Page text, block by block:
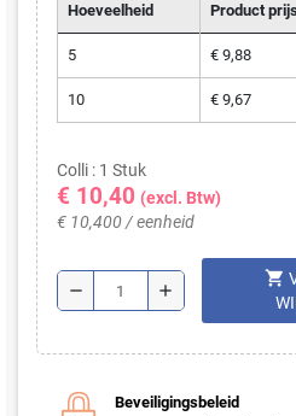
Hoeveelheid Product
5 € 9,88
10 € 9,67
Colli : 1 Stuk
€ 10,40 (excl. Btw)
€ 10,400 / eenheid
remove add
shopping_cart
Beveiligingsbeleid